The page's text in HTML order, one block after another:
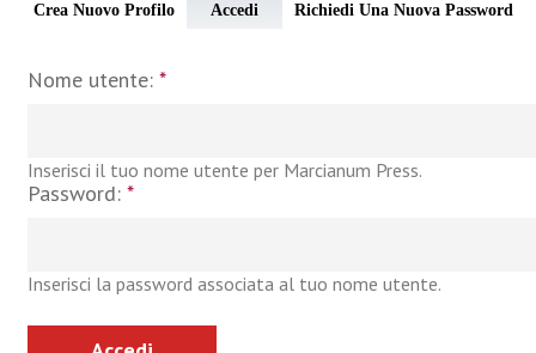
Crea Nuovo Profilo Accedi Richiedi Una Nuova Password
Nome utente: *
Inserisci il tuo nome utente per Marcianum Press.
Password: *
Inserisci la password associata al tuo nome utente.